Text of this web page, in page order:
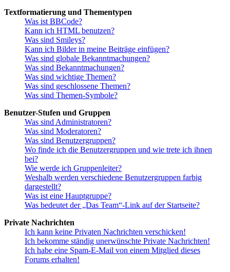
Textformatierung und Thementypen
Was ist BBCode?
Kann ich HTML benutzen?
Was sind Smileys?
Kann ich Bilder in meine Beiträge einfügen?
Was sind globale Bekanntmachungen?
Was sind Bekanntmachungen?
Was sind wichtige Themen?
Was sind geschlossene Themen?
Was sind Themen-Symbole?
Benutzer-Stufen und Gruppen
Was sind Administratoren?
Was sind Moderatoren?
Was sind Benutzergruppen?
Wo finde ich die Benutzergruppen und wie trete ich ihnen
bei?
Wie werde ich Gruppenleiter?
Weshalb werden verschiedene Benutzergruppen farbig
dargestellt?
Was ist eine Hauptgruppe?
Was bedeutet der „Das Team“-Link auf der Startseite?
Private Nachrichten
Ich kann keine Privaten Nachrichten verschicken!
Ich bekomme ständig unerwünschte Private Nachrichten!
Ich habe eine Spam-E-Mail von einem Mitglied dieses
Forums erhalten!